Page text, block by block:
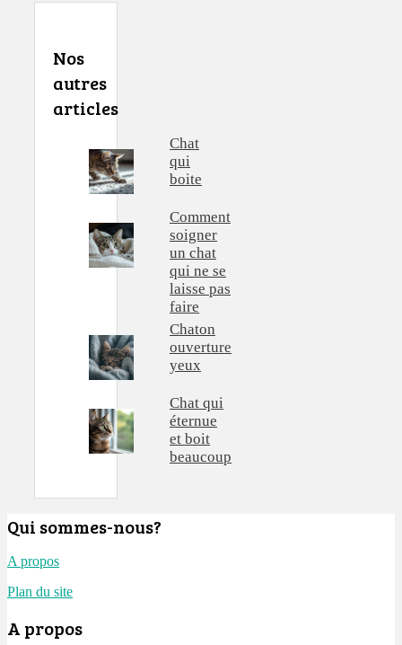
Nos
autres
articles
Chat
qui
boite
Comment
soigner
un chat
qui ne se
laisse pas
faire
Chaton
ouverture
yeux
Chat qui
éternue
et boit
beaucoup
Qui sommes-nous?
A propos
Plan du site
A propos